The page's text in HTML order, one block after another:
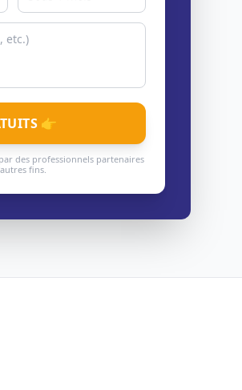
👉
des professionnels partenaires
fins.